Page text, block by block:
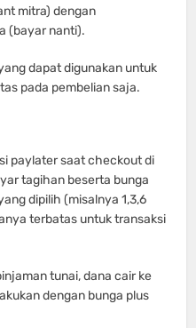
mitra) dengan
(bayar nanti).
dapat digunakan untuk
pada pembelian saja.
paylater saat checkout di
tagihan beserta bunga
dipilih (misalnya 1,3,6
terbatas untuk transaksi
tunai, dana cair ke
dengan bunga plus